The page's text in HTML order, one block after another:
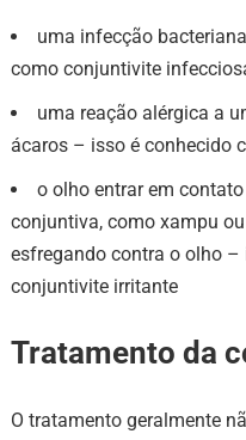
uma infecção
como conjuntivite
uma reação alérgica a
ácaros – isso é conhecido
o olho entrar em
conjuntiva, como xampu
esfregando contra o olho
conjuntivite irritante
Tratamento da
O tratamento geralmente